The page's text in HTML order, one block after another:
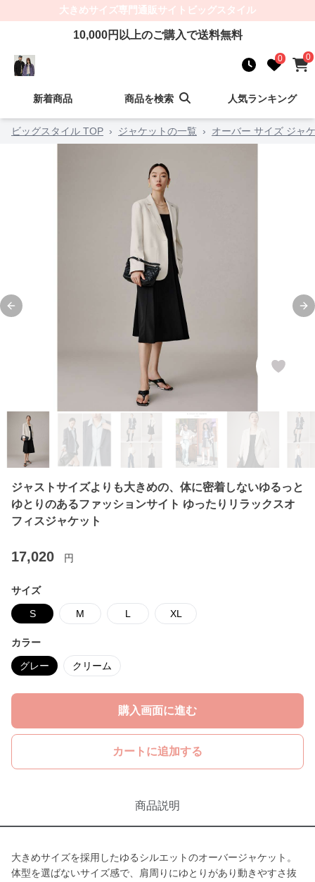
大きめサイズ専門通販サイト ビッグスタイル
10,000円以上のご購入で送料無料
0 0
新着商品 商品を検索 人気ランキング
ビッグスタイル TOP › ジャケットの一覧 › オーバー サイズ ジャ
Previous slide
ジャストサイズよりも大きめの、体に密着しないゆるっと
ゆとりのあるファッションサイト ゆったりリラックスオ
フィスジャケット
17,020 円
サイズ
S M L XL
カラー
グレー クリーム
購入画面に進む
カートに追加する
商品説明
大きめサイズを採用したゆるシルエットのオーバージャケット。
体型を選ばないサイズ感で、肩周りにゆとりがあり動きやすさ抜